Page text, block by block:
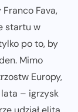
Fava,
startu w
po to, by
Mimo
Europy,
– igrzysk